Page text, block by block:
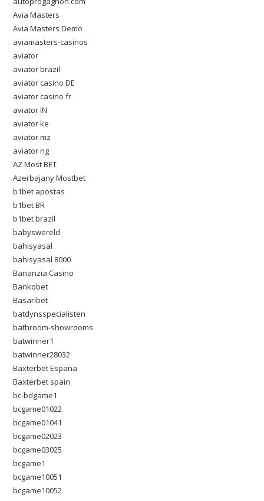
Avia Masters
Avia Masters Demo
aviamasters-casinos
aviator
aviator brazil
aviator casino DE
aviator casino fr
aviator IN
aviator ke
aviator mz
aviator ng
AZ Most BET
Azerbajany Mostbet
b1bet apostas
b1bet BR
b1bet brazil
babyswereld
bahisyasal
bahisyasal 8000
Bananzia Casino
Bankobet
Basaribet
batdynsspecialisten
bathroom-showrooms
batwinner1
batwinner28032
Baxterbet España
Baxterbet spain
bc-bdgame1
bcgame01022
bcgame01041
bcgame02023
bcgame03025
bcgame1
bcgame10051
bcgame10052